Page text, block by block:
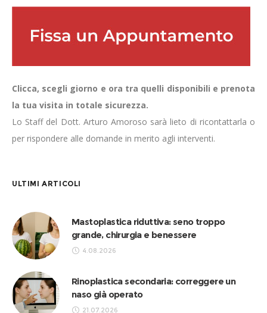
Clicca, scegli giorno e ora tra quelli disponibili e prenota
la tua visita in totale sicurezza.
Lo Staff del Dott. Arturo Amoroso sarà lieto di ricontattarla o
per rispondere alle domande in merito agli interventi.
ULTIMI ARTICOLI
Mastoplastica riduttiva: seno troppo
grande, chirurgia e benessere
4.08.2026
Rinoplastica secondaria: correggere un
naso già operato
21.07.2026